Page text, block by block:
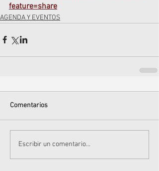
feature=share
AGENDA Y EVENTOS
Comentarios
Escribir un comentario...